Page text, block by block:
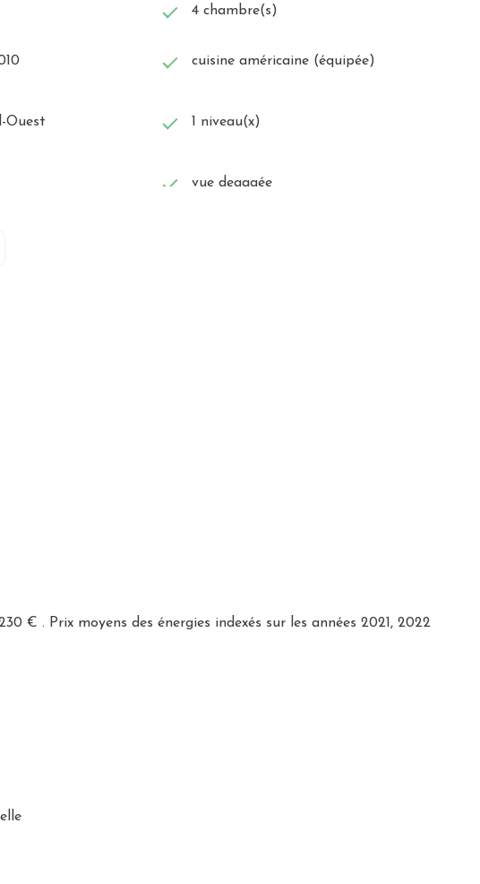
4 chambre(s)
cuisine américaine (équipée)
Ouest 1 niveau(x)
vue degagée
€ . Prix moyens des énergies indexés sur les années 2021, 2022